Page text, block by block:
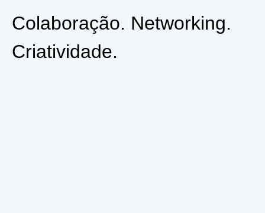
Colaboração. Networking.
Criatividade.